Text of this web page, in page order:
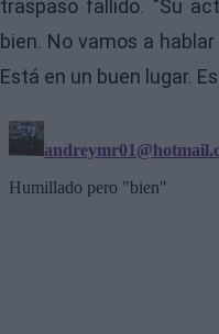
traspaso fallido. "Su
bien. No vamos a
Está en un buen lugar.